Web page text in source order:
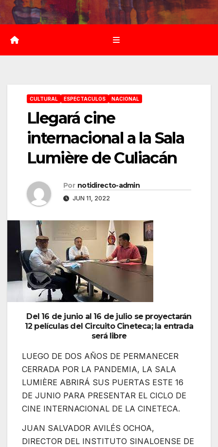
Saltar
al
contenido
CULTURAL ESPECTACULOS NACIONAL
Llegará cine
internacional a la Sala
Lumière de Culiacán
Por notidirecto-admin
JUN 11, 2022
Del 16 de junio al 16 de julio se proyectarán
12 películas del Circuito Cineteca; la entrada
será libre
LUEGO DE DOS AÑOS DE PERMANECER
CERRADA POR LA PANDEMIA, LA SALA
LUMIÈRE ABRIRÁ SUS PUERTAS ESTE 16
DE JUNIO PARA PRESENTAR EL CICLO DE
CINE INTERNACIONAL DE LA CINETECA.
JUAN SALVADOR AVILÉS OCHOA,
DIRECTOR DEL INSTITUTO SINALOENSE DE